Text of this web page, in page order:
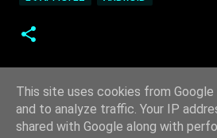
This site uses cookies from
and to analyze traffic. Your IP
shared with Google along with